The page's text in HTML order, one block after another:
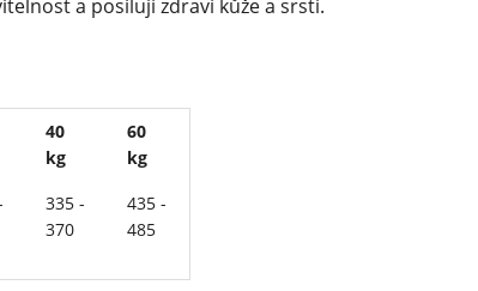
a posilují zdraví kůže a srsti.
40
kg
60
kg
335 -
370
435 -
485